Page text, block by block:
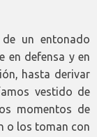
un entonado
en defensa y en
hasta derivar
vestido de
momentos de
o los toman con